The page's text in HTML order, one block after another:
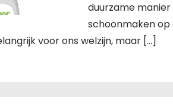
duurzame
schoonmaken op
voor ons welzijn, maar […]